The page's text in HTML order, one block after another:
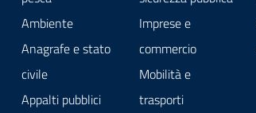
Ambiente
Anagrafe e stato
civile
Appalti pubblici
Imprese e
commercio
Mobilità e
trasporti